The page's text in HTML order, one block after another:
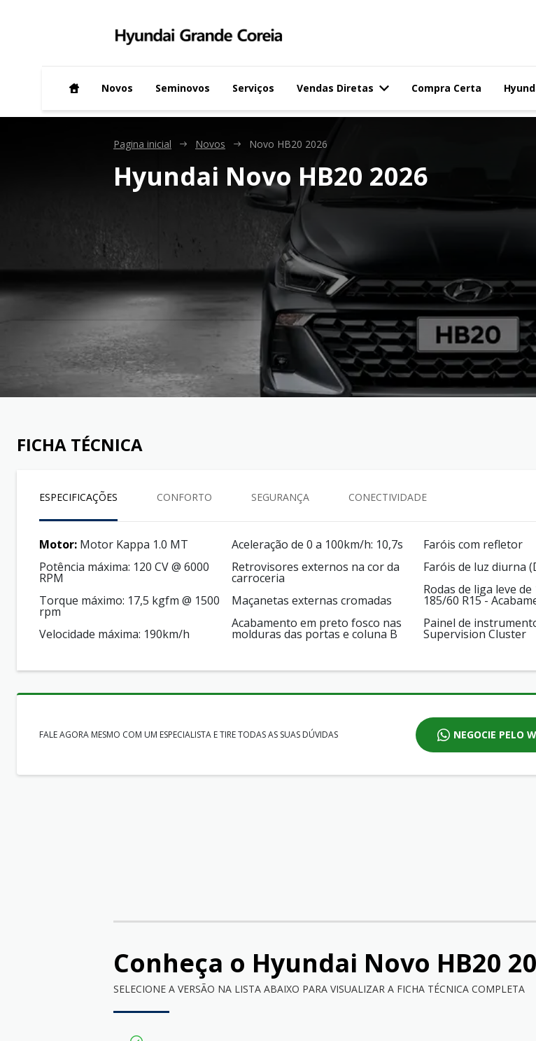
Novos Seminovos Serviços Vendas Diretas Compra Certa
Pagina inicial Novos Novo HB20 2026
Hyundai Novo HB20 2026
FICHA TÉCNICA
ESPECIFICAÇÕES CONFORTO SEGURANÇA CONECTIVIDADE
Motor: Motor Kappa 1.0 MT
Potência máxima: 120 CV @ 6000
RPM
Torque máximo: 17,5 kgfm @ 1500
rpm
Velocidade máxima: 190km/h
Aceleração de 0 a 100km/h: 10,7s
Retrovisores externos na cor da
carroceria
Maçanetas externas cromadas
Acabamento em preto fosco nas
molduras das portas e coluna B
Faróis com refletor
Faróis de luz diurna
Rodas de liga leve
185/60 R15 -
Painel de
Supervision Cluster
FALE AGORA MESMO COM UM ESPECIALISTA E TIRE TODAS AS SUAS DÚVIDAS NEGOCIE PELO
Conheça o Hyundai Novo HB20
SELECIONE A VERSÃO NA LISTA ABAIXO PARA VISUALIZAR A FICHA TÉCNICA COMPLETA